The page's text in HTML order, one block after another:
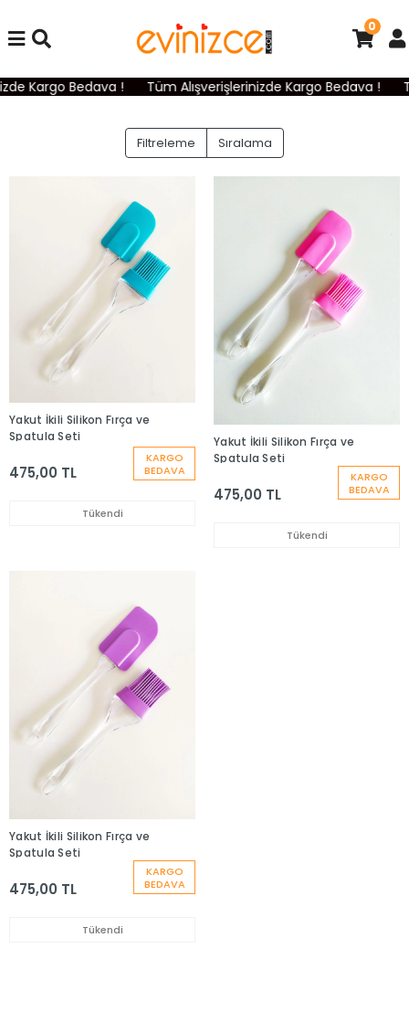
Kargo Bedava ! Tüm Alışverişlerinizde Kargo Bedava !
0
Filtreleme Sıralama
KARGO
BEDAVA
Yakut İkili Silikon Fırça ve
Spatula Seti
475,00 TL
Tükendi
KARGO
BEDAVA
Yakut İkili Silikon Fırça ve
Spatula Seti
475,00 TL
Tükendi
KARGO
BEDAVA
Yakut İkili Silikon Fırça ve
Spatula Seti
475,00 TL
Tükendi